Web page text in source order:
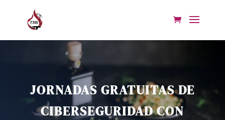
JORNADAS GRATUITAS DE
CIBERSEGURIDAD CON